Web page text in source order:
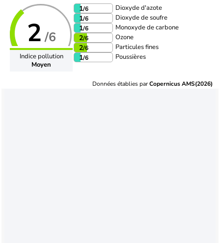
2 /6
Indice pollution
Moyen
1/6 Dioxyde d'azote
1/6 Dioxyde de soufre
1/6 Monoxyde de carbone
2/6 Ozone
2/6 Particules fines
1/6 Poussières
Données établies parCopernicus AMS(2026)